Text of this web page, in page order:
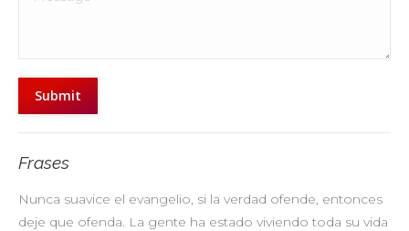
Submit
Frases
Nunca suavice el evangelio, si la verdad ofende, entonces
deje que ofenda. La gente ha estado viviendo toda su vida